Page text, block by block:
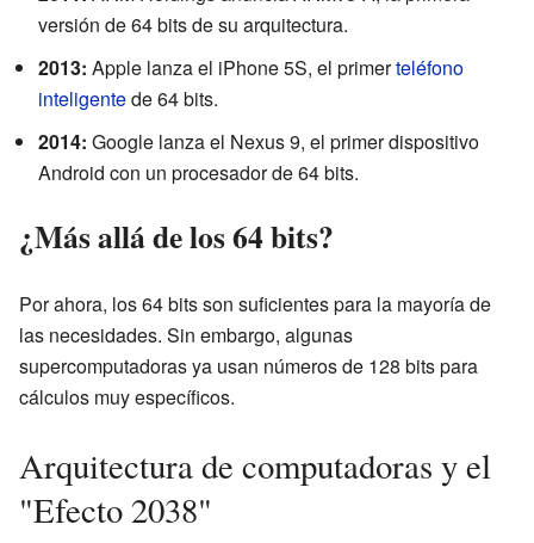
versión de 64 bits de su arquitectura.
2013: Apple lanza el iPhone 5S, el primerteléfono
inteligentede 64 bits.
2014: Google lanza el Nexus 9, el primer dispositivo
Android con un procesador de 64 bits.
¿Más allá de los 64 bits?
Por ahora, los 64 bits son suficientes para la mayoría de
las necesidades. Sin embargo, algunas
supercomputadoras ya usan números de 128 bits para
cálculos muy específicos.
Arquitectura de computadoras y el
"Efecto 2038"